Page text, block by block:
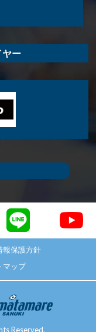
ヤー
報保護方針
マップ
Reserved.